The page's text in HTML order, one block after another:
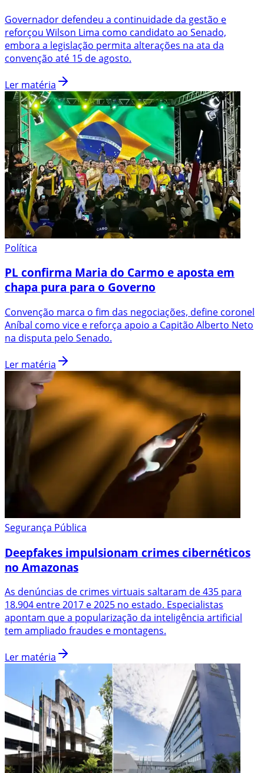
Governador defendeu a continuidade da gestão e
reforçou Wilson Lima como candidato ao Senado,
embora a legislação permita alterações na ata da
convenção até 15 de agosto.
Ler matéria
Política
PL confirma Maria do Carmo e aposta em
chapa pura para o Governo
Convenção marca o fim das negociações, define coronel
Aníbal como vice e reforça apoio a Capitão Alberto Neto
na disputa pelo Senado.
Ler matéria
Segurança Pública
Deepfakes impulsionam crimes cibernéticos
no Amazonas
As denúncias de crimes virtuais saltaram de 435 para
18.904 entre 2017 e 2025 no estado. Especialistas
apontam que a popularização da inteligência artificial
tem ampliado fraudes e montagens.
Ler matéria